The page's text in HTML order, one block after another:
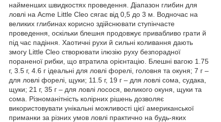
найменших швидкостях проведення. Діапазон глибин для
ловлі на Acme Little Cleo сягає від 0,5 до 3 м. Водночас на
великих глибинах корисно здійснювати ступінчасте
проведення, оскільки блешня продовжує привабливо грати й
під час падіння. Хаотичні рухи й сильні коливання дають
змогу Little Cleo створювати ілюзію руху безпорадної
пораненої рибки, що втратила орієнтацію. Блешні вагою 1.75
г, 3.5 г, 4.6 г ідеальні для ловлі форелі, головня та окуня; 7 г –
для ловлі форелі, щуки; 11.5 г, 19 г – для ловлі сома, судака,
щуки; 21 г, 35 г – для ловлі лосося, великого окуня, щуки та
сома. Різноманітність колірних рішень дозволяє
використовувати унікальні можливості цієї американської
приманки за різних умов ловлі практично на будь-яких